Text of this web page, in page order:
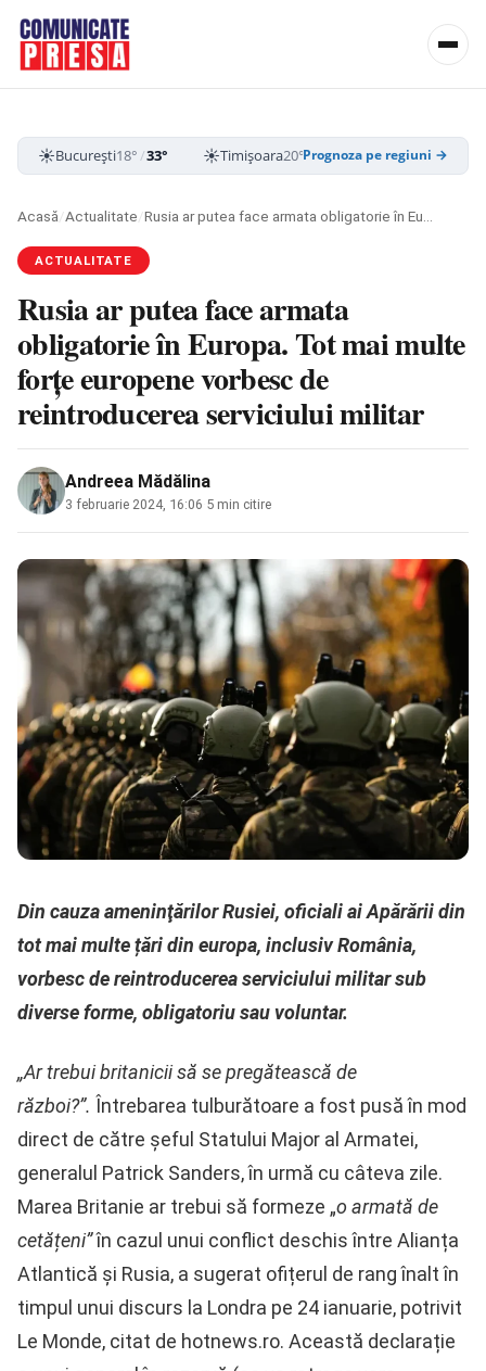
☀️București18°/33° ☀️Timișoara20°/35° ☀️Cluj-Napoca
Prognoza pe regiuni →
Acasă/Actualitate/
ACTUALITATE
Rusia ar putea face armata
obligatorie în Europa. Tot mai multe
forțe europene vorbesc de
reintroducerea serviciului militar
Andreea Mădălina
3 februarie 2024, 16:06 5 min citire
Din cauza ameninţărilor Rusiei, oficiali ai Apărării din
tot mai multe țări din europa, inclusiv România,
vorbesc de reintroducerea serviciului militar sub
diverse forme, obligatoriu sau voluntar.
„Ar trebui britanicii să se pregătească de
război?”. Întrebarea tulburătoare a fost pusă în mod
direct de către șeful Statului Major al Armatei,
generalul Patrick Sanders, în urmă cu câteva zile.
Marea Britanie ar trebui să formeze „o armată de
cetățeni”în cazul unui conflict deschis între Alianța
Atlantică și Rusia, a sugerat ofițerul de rang înalt în
timpul unui discurs la Londra pe 24 ianuarie, potrivit
Le Monde, citat de hotnews.ro. Această declarație